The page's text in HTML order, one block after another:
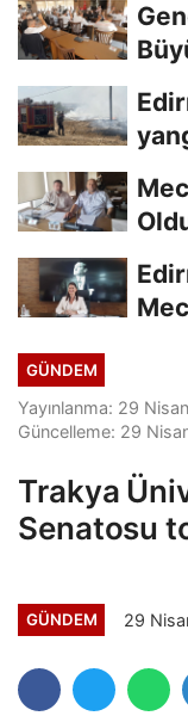
GÜNDEM
Yayınlanma: 29
Güncelleme: 29
Trakya
Senatosu
GÜNDEM 29